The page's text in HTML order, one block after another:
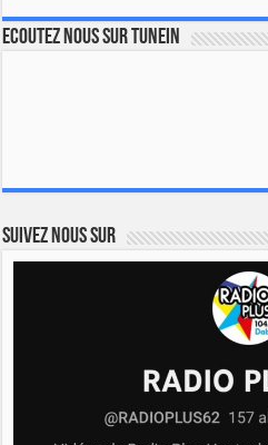
Ecoutez nous sur TuneIn
Suivez nous sur